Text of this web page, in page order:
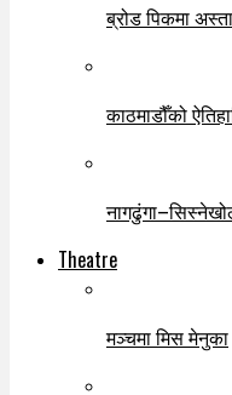
ब्रोड पिकमा
काठमाडौँको
Theatre
मञ्चमा मिस मेनुका